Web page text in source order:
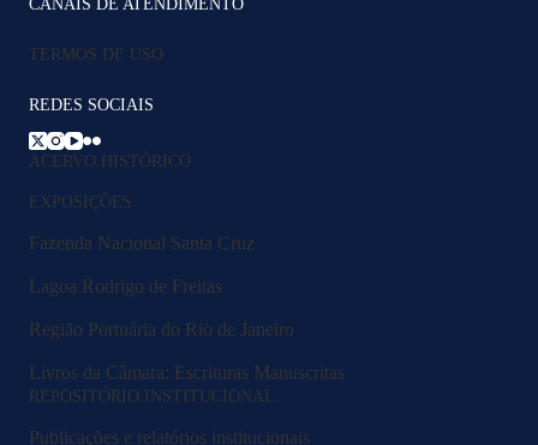
TERMOS DE USO
REDES SOCIAIS
ACERVO HISTÓRICO
EXPOSIÇÕES
Fazenda Nacional Santa Cruz
Lagoa Rodrigo de Freitas
Região Portuária do Rio de Janeiro
Livros da Câmara: Escrituras Manuscritas
REPOSITÓRIO INSTITUCIONAL
Publicações e relatórios institucionais